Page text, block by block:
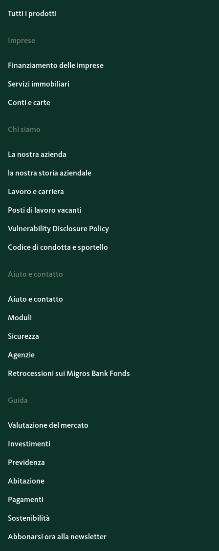
Tutti i prodotti
Imprese
Finanziamento delle imprese
Servizi immobiliari
Conti e carte
Chi siamo
La nostra azienda
la nostra storia aziendale
Lavoro e carriera
Posti di lavoro vacanti
Vulnerability Disclosure Policy
Codice di condotta e sportello
Aiuto e contatto
Aiuto e contatto
Moduli
Sicurezza
Agenzie
Retrocessioni sui Migros Bank Fonds
Guida
Valutazione del mercato
Investimenti
Previdenza
Abitazione
Pagamenti
Sostenibilità
Abbonarsi ora alla newsletter